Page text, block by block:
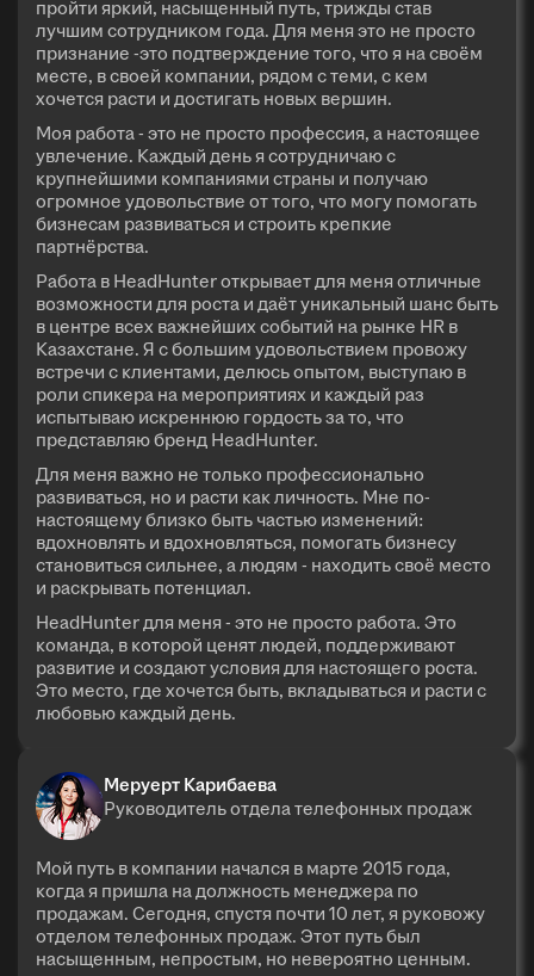
пройти яркий, насыщенный путь, трижды став
лучшим сотрудником года. Для меня это не просто
признание -это подтверждение того, что я на своём
месте, в своей компании, рядом с теми, с кем
хочется расти и достигать новых вершин.
Моя работа - это не просто профессия, а настоящее
увлечение. Каждый день я сотрудничаю с
крупнейшими компаниями страны и получаю
огромное удовольствие от того, что могу помогать
бизнесам развиваться и строить крепкие
партнёрства.
Работа в HeadHunter открывает для меня отличные
возможности для роста и даёт уникальный шанс быть
в центре всех важнейших событий на рынке HR в
Казахстане. Я с большим удовольствием провожу
встречи с клиентами, делюсь опытом, выступаю в
роли спикера на мероприятиях и каждый раз
испытываю искреннюю гордость за то, что
представляю бренд HeadHunter.
Для меня важно не только профессионально
развиваться, но и расти как личность. Мне по-
настоящему близко быть частью изменений:
вдохновлять и вдохновляться, помогать бизнесу
становиться сильнее, а людям - находить своё место
и раскрывать потенциал.
HeadHunter для меня - это не просто работа. Это
команда, в которой ценят людей, поддерживают
развитие и создают условия для настоящего роста.
Это место, где хочется быть, вкладываться и расти с
любовью каждый день.
Меруерт Карибаева
Руководитель отдела телефонных продаж
Мой путь в компании начался в марте 2015 года,
когда я пришла на должность менеджера по
продажам. Сегодня, спустя почти 10 лет, я руковожу
отделом телефонных продаж. Этот путь был
насыщенным, непростым, но невероятно ценным.